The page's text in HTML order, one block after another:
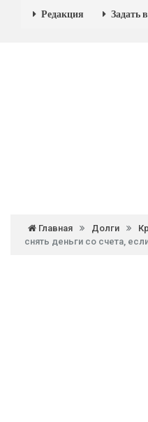
Редакция Задать
Главная Долги
снять деньги со счета,